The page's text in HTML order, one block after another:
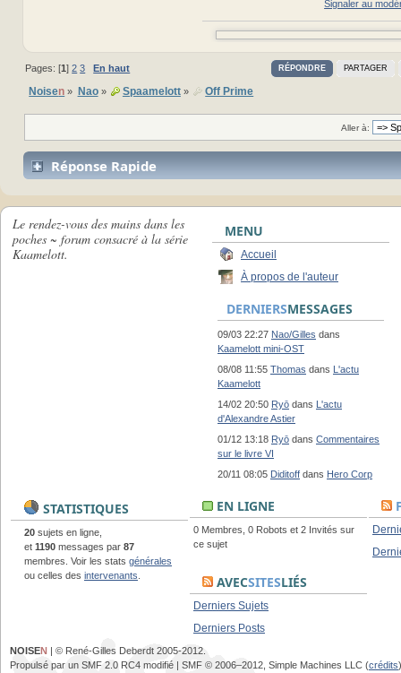
Signaler au
RÉPONDRE PARTAGER
Pages: [1]2 3 En haut
Noisen » Nao» Spaamelott» Off Prime
Aller à:
Réponse Rapide
Le rendez-vous des mains dans les
poches ~ forum consacré à la série
Kaamelott.
MENU
Accueil
À propos de l'auteur
DERNIERSMESSAGES
09/03 22:27 Nao/Gilles dans
Kaamelott mini-OST
08/08 11:55 Thomas dans L'actu
Kaamelott
14/02 20:50 Ryō dans L'actu
d'Alexandre Astier
01/12 13:18 Ryō dans Commentaires
sur le livre VI
20/11 08:05 Diditoff dans Hero Corp
STATISTIQUES
20 sujets en ligne,
et 1190 messages par 87
membres. Voir les stats générales
ou celles des intervenants
EN LIGNE
0 Membres, 0 Robots et 2 Invités sur
ce sujet
AVECSITESLIÉS
Derniers Sujets
Derniers Posts
NOISEN | © René-Gilles Deberdt 2005-2012.
Propulsé par un SMF 2.0 RC4 modifié | SMF © 2006–2012, Simple Machines LLC (crédits)